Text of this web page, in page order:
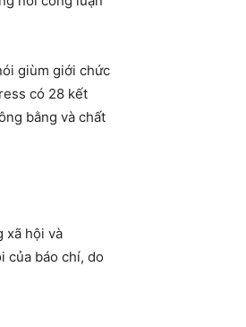
giùm giới chức
có 28 kết
bằng và chất
xã hội và
của báo chí, do